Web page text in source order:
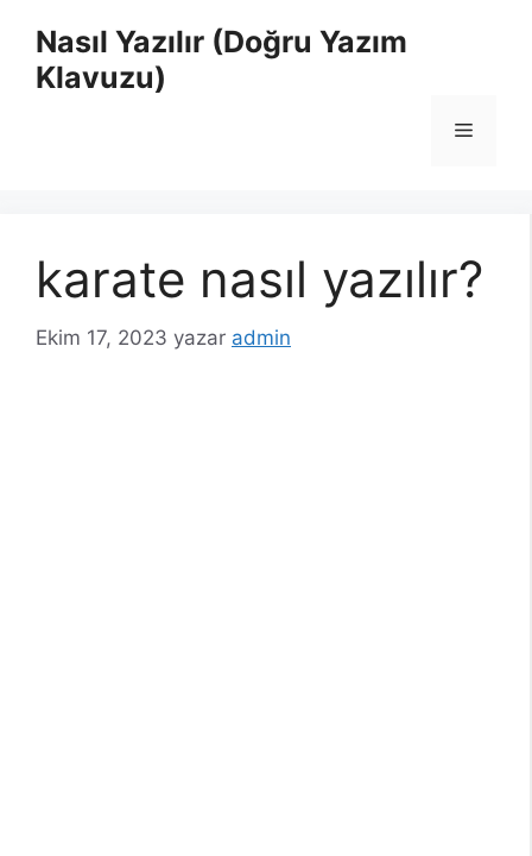
Nasıl Yazılır (Doğru Yazım
Klavuzu)
Menü
karate nasıl yazılır?
Ekim 17, 2023 yazar admin